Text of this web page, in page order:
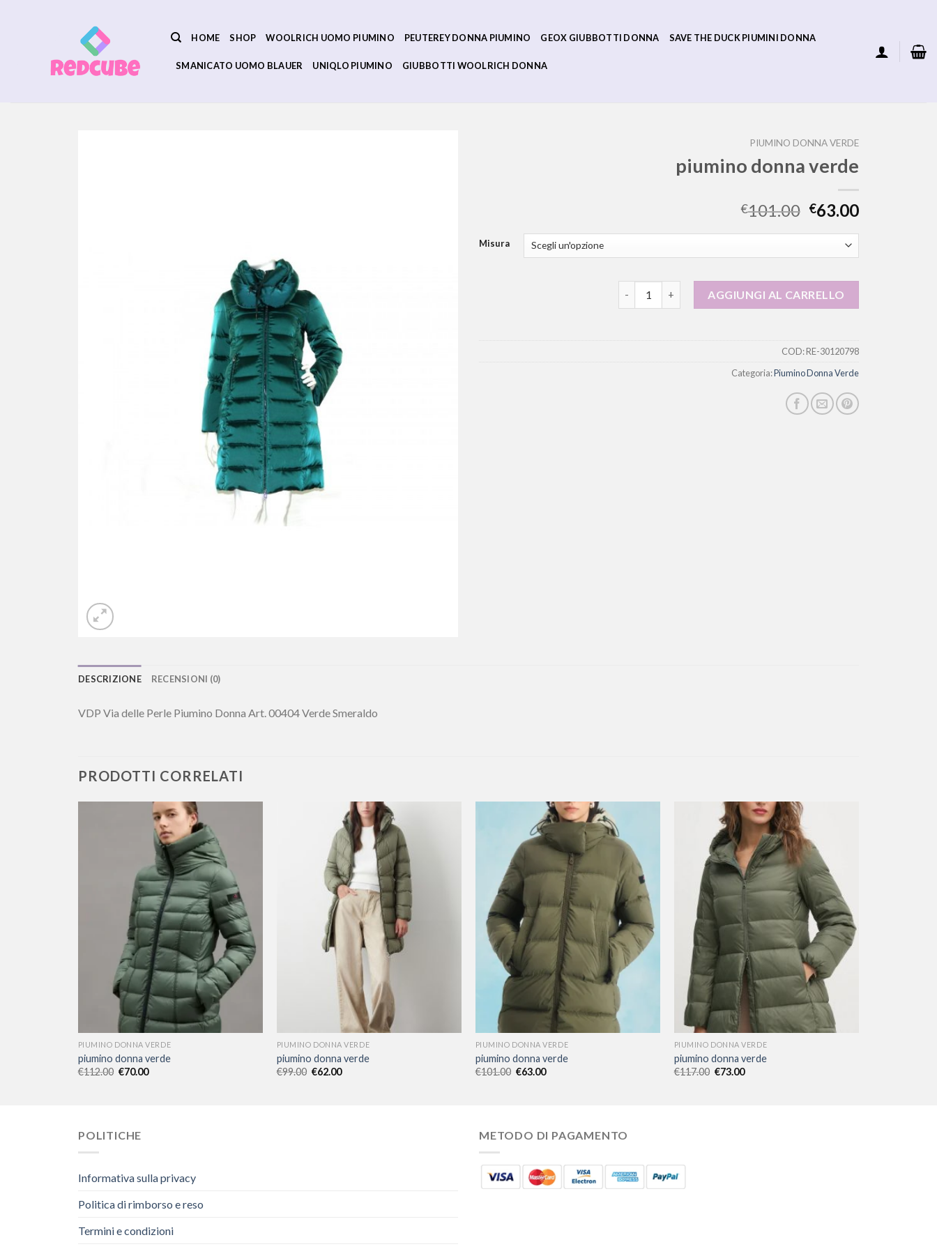
HOME SHOP WOOLRICH UOMO PIUMINO PEUTEREY DONNA PIUMINO GEOX GIUBBOTTI DONNA SAVE THE DUCK PIUMINI DONNA
SMANICATO UOMO BLAUER UNIQLO PIUMINO GIUBBOTTI WOOLRICH DONNA
PIUMINO DONNA VERDE
piumino donna verde
€101.00 €63.00
Misura
AGGIUNGI AL CARRELLO
COD:RE-30120798
Categoria:Piumino Donna Verde
DESCRIZIONE RECENSIONI (0)
VDP Via delle Perle Piumino Donna Art. 00404 Verde Smeraldo
PRODOTTI CORRELATI
PIUMINO DONNA VERDE
piumino donna verde
€112.00 €70.00
PIUMINO DONNA VERDE
piumino donna verde
€99.00 €62.00
PIUMINO DONNA VERDE
piumino donna verde
€101.00 €63.00
PIUMINO DONNA VERDE
piumino donna verde
€117.00 €73.00
POLITICHE
Informativa sulla privacy
Politica di rimborso e reso
Termini e condizioni
METODO DI PAGAMENTO